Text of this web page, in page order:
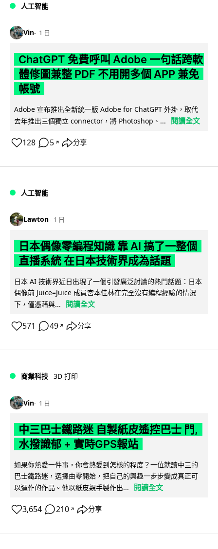
人工智能
Vin 1 日
ChatGPT 免費呼叫 Adobe 一句話跨軟
體修圖兼整 PDF 不用開多個 APP 兼免
帳號
Adobe 宣布推出全新統一版 Adobe for ChatGPT 外掛，取代
去年推出三個獨立 connector，將 Photoshop、...
閱讀全文
128 5 ↗ 分享
人工智能
Lawton 1 日
日本偶像零編程知識 靠 AI 搞了一整個
直播系統 在日本技術界成為話題
日本 AI 技術界近日出現了一個引發廣泛討論的熱門話題：日本
偶像前 Juice=Juice 成員宮本佳林在完全沒有編程經驗的情況
下，僅憑藉與...
閱讀全文
571 49 ↗ 分享
商業科技 3D 打印
Vin 1 日
中三巴士鐵路迷 自製紙皮遙控巴士 門,
水撥識郁 + 實時GPS報站
如果你熱愛一件事，你會熱愛到怎樣的程度？一位就讀中三的
巴士鐵路迷，選擇由零開始，把自己的興趣一步步變成真正可
以運作的作品。他以紙皮親手製作出...
閱讀全文
3,654 210 ↗ 分享